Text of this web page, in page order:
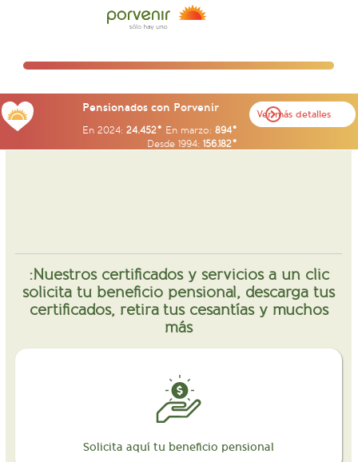
Pensionados con Porvenir
En marzo:894
En 2024:24.452
Desde 1994:156.182
Ver más detalles
Nuestros certificados y servicios a un clic:
solicita tu beneficio pensional, descarga tus
certificados, retira tus cesantías y muchos
más
Solicita aquí tu beneficio pensional